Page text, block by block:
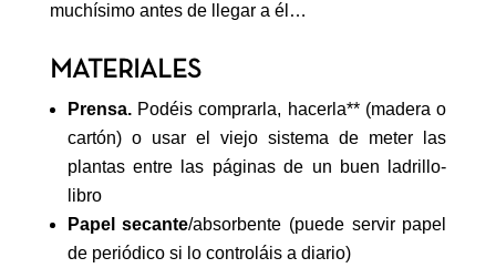
muchísimo antes de llegar a él…
MATERIALES
Prensa.Podéis comprarla, hacerla** (madera o
cartón) o usar el viejo sistema de meter las
plantas entre las páginas de un buen ladrillo-
libro
Papel secante/absorbente (puede servir papel
de periódico si lo controláis a diario)